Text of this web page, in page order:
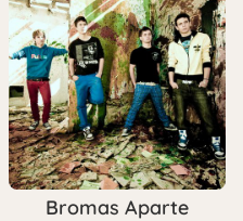
Bromas Aparte